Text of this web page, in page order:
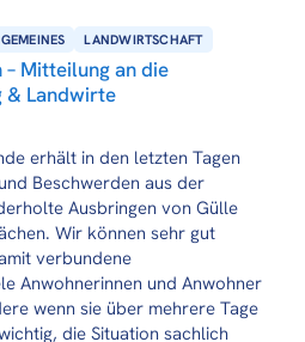
LANDWIRTSCHAFT
Mitteilung an die
& Landwirte
erhält in den letzten Tagen
Beschwerden aus der
Ausbringen von Gülle
Wir können sehr gut
verbundene
Anwohnerinnen und Anwohner
wenn sie über mehrere Tage
die Situation sachlich